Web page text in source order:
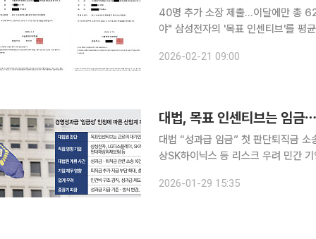
40명 추가 소장 제출…이달에만 총
야" 삼성전자의 '목표 인센티브'를 평균임금에 포함해야 한다는 대법원 판결 이후 삼성그룹 퇴직자
울중앙지방법원에 퇴직금 재산정 및
2026-02-21 09:00
대법, 목표 인센티브는 임금
대법 “성과급 임금” 첫 판단퇴직금
상SK하이닉스 등 리스크 우려 민간 기업의 성과급이 사상 처음으로 ‘법적 임금’의 굴레에 갇히게 됐
이끌어온 한국형 성과주의 모델이 수
2026-01-29 15:35